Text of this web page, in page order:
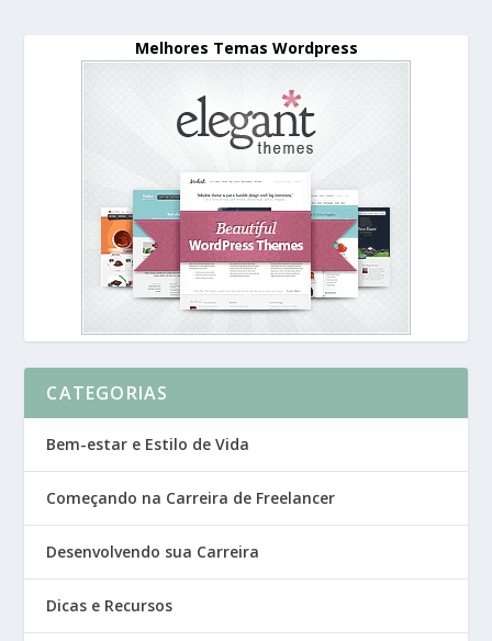
Melhores Temas Wordpress
CATEGORIAS
Bem-estar e Estilo de Vida
Começando na Carreira de Freelancer
Desenvolvendo sua Carreira
Dicas e Recursos